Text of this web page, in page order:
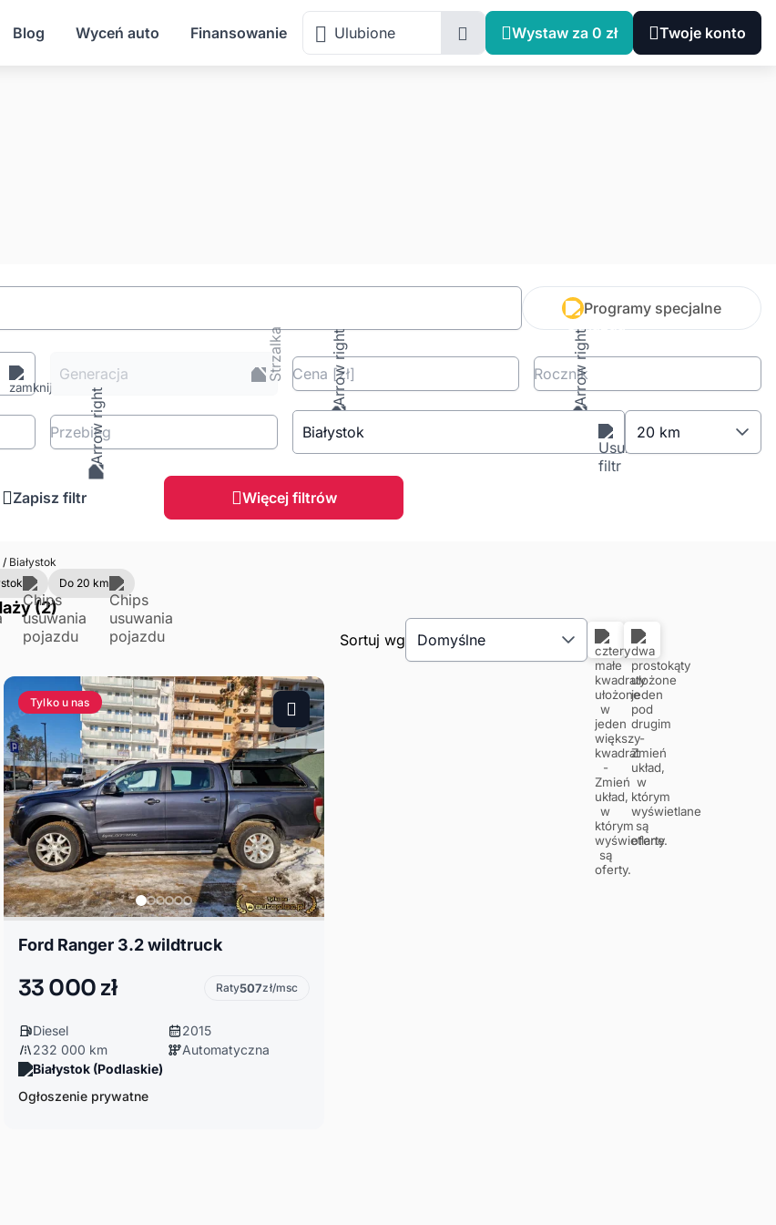
Blog Wyceń auto Finansowanie Ulubione Wystaw za 0 zł Twoje konto
Programy specjalne
Generacja Cena [zł] Rocznik
Przebieg Białystok 20 km
Zapisz filtr Więcej filtrów
/Białystok
Do 20 km
(2)
Sortuj wg Domyślne
Tylko u nas
Ford Ranger 3.2 wildtruck
33 000 zł Raty507zł/msc
Diesel
2015
232 000 km
Automatyczna
Białystok (Podlaskie)
Ogłoszenie prywatne